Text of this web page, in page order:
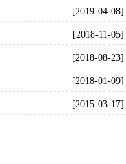
[2019-04-08]
[2018-11-05]
[2018-08-23]
[2018-01-09]
[2015-03-17]